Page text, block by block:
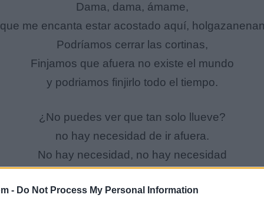
- Do Not Process My Personal Information
Dama, dama, ámame,
me encanta estar acostado aquí,
Podríamos cerrar las cortinas,
Finjamos que afuera no existe el mundo
y podriamos finjirlo todo el tiempo.
¿No puedes ver que tan solo llueve?
no hay necesidad de ir afuera.
No hay necesidad, no hay necesidad
llueve y no me importa.